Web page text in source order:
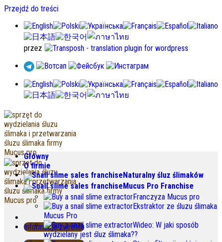
Przejdź do treści
przez
Informacja zwrotna
Główny
O firmie
Naturalny śluz ślimaków
Mucus Pro Franchise
Franczyza Mucus pro
Ekstraktor ze śluzu ślimaka
Mucus Pro
Wideo: W jaki sposób
wydzielany jest śluz ślimaka??